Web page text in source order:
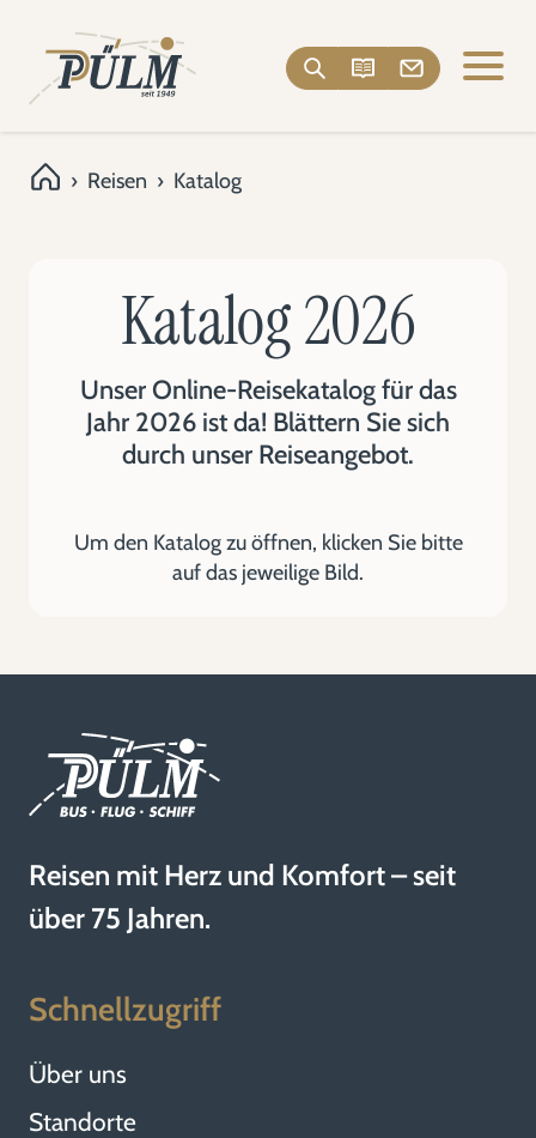
› Reisen › Katalog
Katalog 2026
Unser Online-Reisekatalog für das
Jahr 2026 ist da! Blättern Sie sich
durch unser Reiseangebot.
Um den Katalog zu öffnen, klicken Sie bitte
auf das jeweilige Bild.
Reisen mit Herz und Komfort – seit
über 75 Jahren.
Schnellzugriff
Über uns
Standorte